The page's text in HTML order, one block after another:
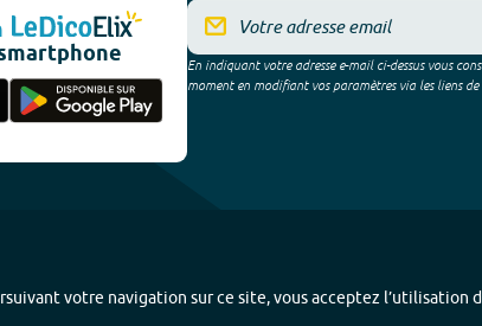
En indiquant votre adresse e-mail ci-dessus vous
moment en modifiant vos paramètres via les liens de
votre navigation sur ce site, vous acceptez l’utilisation